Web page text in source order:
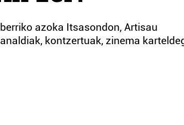
azoka Itsasondon, Artisau
kontzertuak, zinema